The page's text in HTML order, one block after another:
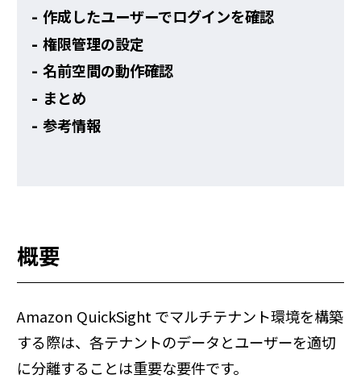
作成したユーザーでログインを確認
権限管理の設定
名前空間の動作確認
まとめ
参考情報
概要
Amazon QuickSight でマルチテナント環境を構築
する際は、各テナントのデータとユーザーを適切
に分離することは重要な要件です。